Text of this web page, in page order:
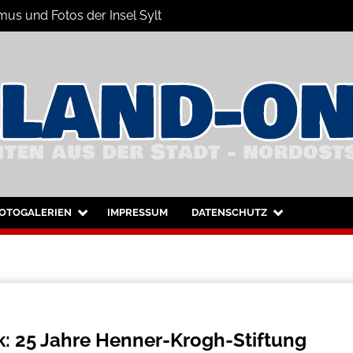
und Fotos der Insel Sylt
Sylt und Westerland
IMPRESSUM DATENSCHUTZ
25 Jahre Henner-Krogh-Stiftung